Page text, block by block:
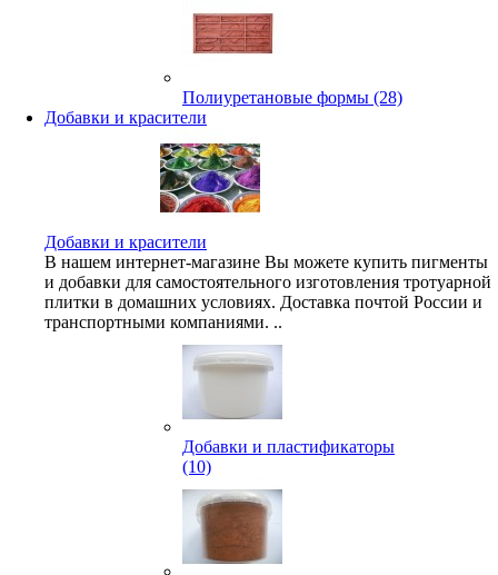
Полиуретановые формы (28)
Добавки и красители
Добавки и красители
В нашем интернет-магазине Вы можете купить пигменты
и добавки для самостоятельного изготовления тротуарной
плитки в домашних условиях. Доставка почтой России и
транспортными компаниями. ..
Добавки и пластификаторы
(10)